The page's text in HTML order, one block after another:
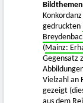
gedruckten
(Mainz:
Gegensatz
Vielzahl an
gezeigt